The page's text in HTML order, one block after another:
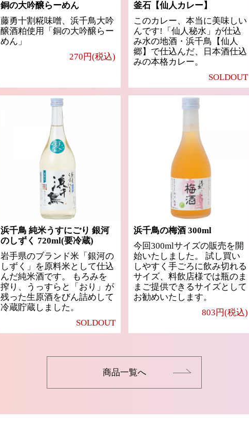
銅の大吟醸らーめん
藤勇十割糀味噌、浜千鳥大吟
醸酒粕使用「銅の大吟醸らー
めん」
270円(税込)
釜石【仙人カレー】
このカレー、本当に美味しい
んです!「仙人秘水」が仕込
み水の地酒・浜千鳥【仙人
郷】で仕込んだ、日本酒仕込
みの本格カレー。
SOLDOUT
浜千鳥 純米うすにごり 銀河
のしずく 720ml(要冷蔵)
岩手県のブランド米「銀河の
しずく」を原料米として仕込
んだ純米酒です。 もろみを
搾り、うっすらと「おり」が
残った生原酒をびん詰めして
冷蔵貯蔵しました。
SOLDOUT
浜千鳥の梅酒 300ml
今回300mlサイズの販売を開
始いたしました。 試し買い
しやすく手ごろに飲み切れる
サイズ、料飲店様では瓶のま
まご提供できるサイズとして
お勧めいたします。
803円(税込)
商品一覧へ